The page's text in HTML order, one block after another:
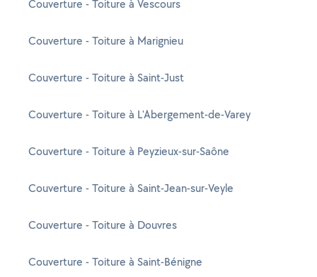
Couverture - Toiture à Vescours
Couverture - Toiture à Marignieu
Couverture - Toiture à Saint-Just
Couverture - Toiture à L'Abergement-de-Varey
Couverture - Toiture à Peyzieux-sur-Saône
Couverture - Toiture à Saint-Jean-sur-Veyle
Couverture - Toiture à Douvres
Couverture - Toiture à Saint-Bénigne